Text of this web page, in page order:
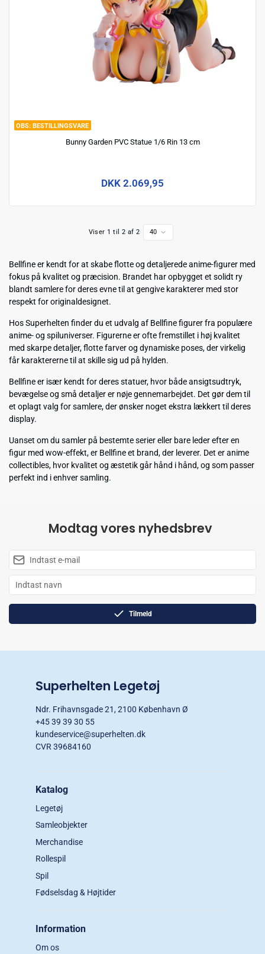
BESTILLINGSVARE
Bunny Garden PVC Statue 1/6 Rin 13 cm
DKK 2.069,95
Viser 1 til 2 af 2 40
Bellfineer kendt for at skabe flotte og detaljerede anime-figurer med
fokus på kvalitet og præcision. Brandet har opbygget et solidt ry
blandt samlere for deres evne til at gengive karakterer med stor
respekt for originaldesignet.
Hos Superhelten finder du et udvalg af Bellfine figurer fra populære
anime- og spiluniverser. Figurerne er ofte fremstillet i høj kvalitet
med skarpe detaljer, flotte farver og dynamiske poses, der virkelig
får karaktererne til at skille sig ud på hylden.
Bellfine er især kendt for deres statuer, hvor både ansigtsudtryk,
bevægelse og små detaljer er nøje gennemarbejdet. Det gør dem til
et oplagt valg for samlere, der ønsker noget ekstra lækkert til deres
display.
Uanset om du samler på bestemte serier eller bare leder efter en
figur med wow-effekt, er Bellfine et brand, der leverer. Det er anime
collectibles, hvor kvalitet og æstetik går hånd i hånd, og som passer
perfekt ind i enhver samling.
Modtag vores nyhedsbrev
Tilmeld
Superhelten Legetøj
Ndr. Frihavnsgade 21, 2100 København Ø
+45 39 39 30 55
kundeservice@superhelten.dk
CVR 39684160
Katalog
Legetøj
Samleobjekter
Merchandise
Rollespil
Spil
Fødselsdag & Højtider
Information
Om os